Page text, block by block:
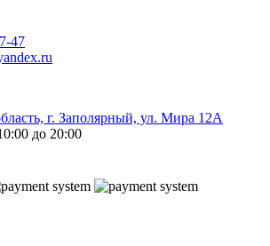
47
г. Заполярный, ул. Мира 12А
до 20:00